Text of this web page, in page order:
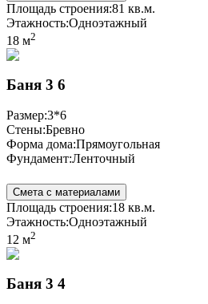
Площадь строения:81 кв.м.
Этажность:Одноэтажный
18 м2
Баня 3 6
Размер:3*6
Стены:Бревно
Форма дома:Прямоугольная
Фундамент:Ленточный
Смета с материалами
Площадь строения:18 кв.м.
Этажность:Одноэтажный
12 м2
Баня 3 4